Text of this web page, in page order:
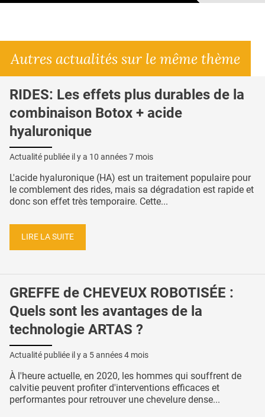
Autres actualités sur le même thème
RIDES: Les effets plus durables de la
combinaison Botox + acide
hyaluronique
Actualité publiée il y a 10 années 7 mois
L'acide hyaluronique (HA) est un traitement populaire pour
le comblement des rides, mais sa dégradation est rapide et
donc son effet très temporaire. Cette...
LIRE LA SUITE
GREFFE de CHEVEUX ROBOTISÉE :
Quels sont les avantages de la
technologie ARTAS ?
Actualité publiée il y a 5 années 4 mois
À l'heure actuelle, en 2020, les hommes qui souffrent de
calvitie peuvent profiter d'interventions efficaces et
performantes pour retrouver une chevelure dense...